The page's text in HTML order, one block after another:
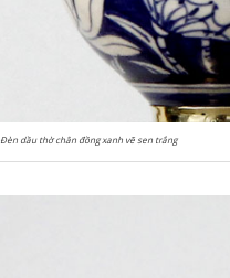
Đèn dầu thờ chân đồng xanh vẽ sen trắng